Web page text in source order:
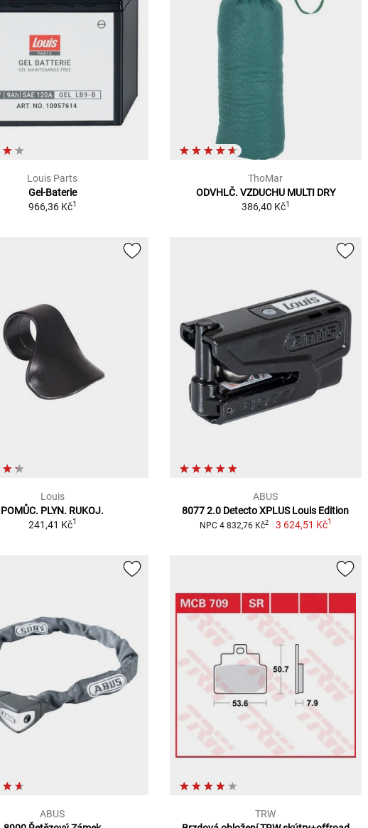
Louis Parts
Gel-Baterie
966,36 Kč1
ThoMar
ODVHLČ. VZDUCHU MULTI DRY
386,40 Kč1
Louis
POMŮC. PLYN. RUKOJ.
241,41 Kč1
ABUS
8077 2.0 Detecto XPLUS Louis Edition
NPC 4 832,76 Kč2 3 624,51 Kč1
ABUS
TRW